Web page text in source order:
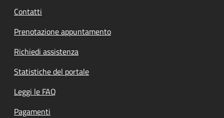
Contatti
Prenotazione appuntamento
Richiedi assistenza
Statistiche del portale
Leggi le FAQ
Pagamenti